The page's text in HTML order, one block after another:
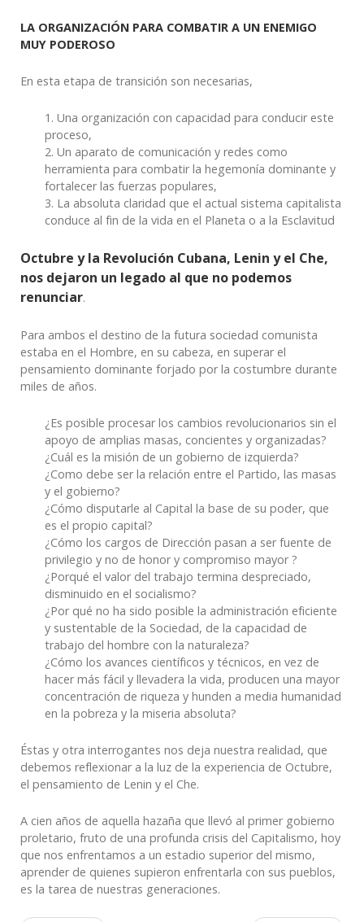
LA ORGANIZACIÓN PARA COMBATIR A UN ENEMIGO
MUY PODEROSO
En esta etapa de transición son necesarias,
1. Una organización con capacidad para conducir este
proceso,
2. Un aparato de comunicación y redes como
herramienta para combatir la hegemonía dominante y
fortalecer las fuerzas populares,
3. La absoluta claridad que el actual sistema capitalista
conduce al fin de la vida en el Planeta o a la Esclavitud
Octubre y la Revolución Cubana, Lenin y el Che,
nos dejaron un legado al que no podemos
renunciar.
Para ambos el destino de la futura sociedad comunista
estaba en el Hombre, en su cabeza, en superar el
pensamiento dominante forjado por la costumbre durante
miles de años.
¿Es posible procesar los cambios revolucionarios sin el
apoyo de amplias masas, concientes y organizadas?
¿Cuál es la misión de un gobierno de izquierda?
¿Como debe ser la relación entre el Partido, las masas
y el gobierno?
¿Cómo disputarle al Capital la base de su poder, que
es el propio capital?
¿Cómo los cargos de Dirección pasan a ser fuente de
privilegio y no de honor y compromiso mayor ?
¿Porqué el valor del trabajo termina despreciado,
disminuido en el socialismo?
¿Por qué no ha sido posible la administración eficiente
y sustentable de la Sociedad, de la capacidad de
trabajo del hombre con la naturaleza?
¿Cómo los avances científicos y técnicos, en vez de
hacer más fácil y llevadera la vida, producen una mayor
concentración de riqueza y hunden a media humanidad
en la pobreza y la miseria absoluta?
Éstas y otra interrogantes nos deja nuestra realidad, que
debemos reflexionar a la luz de la experiencia de Octubre,
el pensamiento de Lenin y el Che.
A cien años de aquella hazaña que llevó al primer gobierno
proletario, fruto de una profunda crisis del Capitalismo, hoy
que nos enfrentamos a un estadio superior del mismo,
aprender de quienes supieron enfrentarla con sus pueblos,
es la tarea de nuestras generaciones.